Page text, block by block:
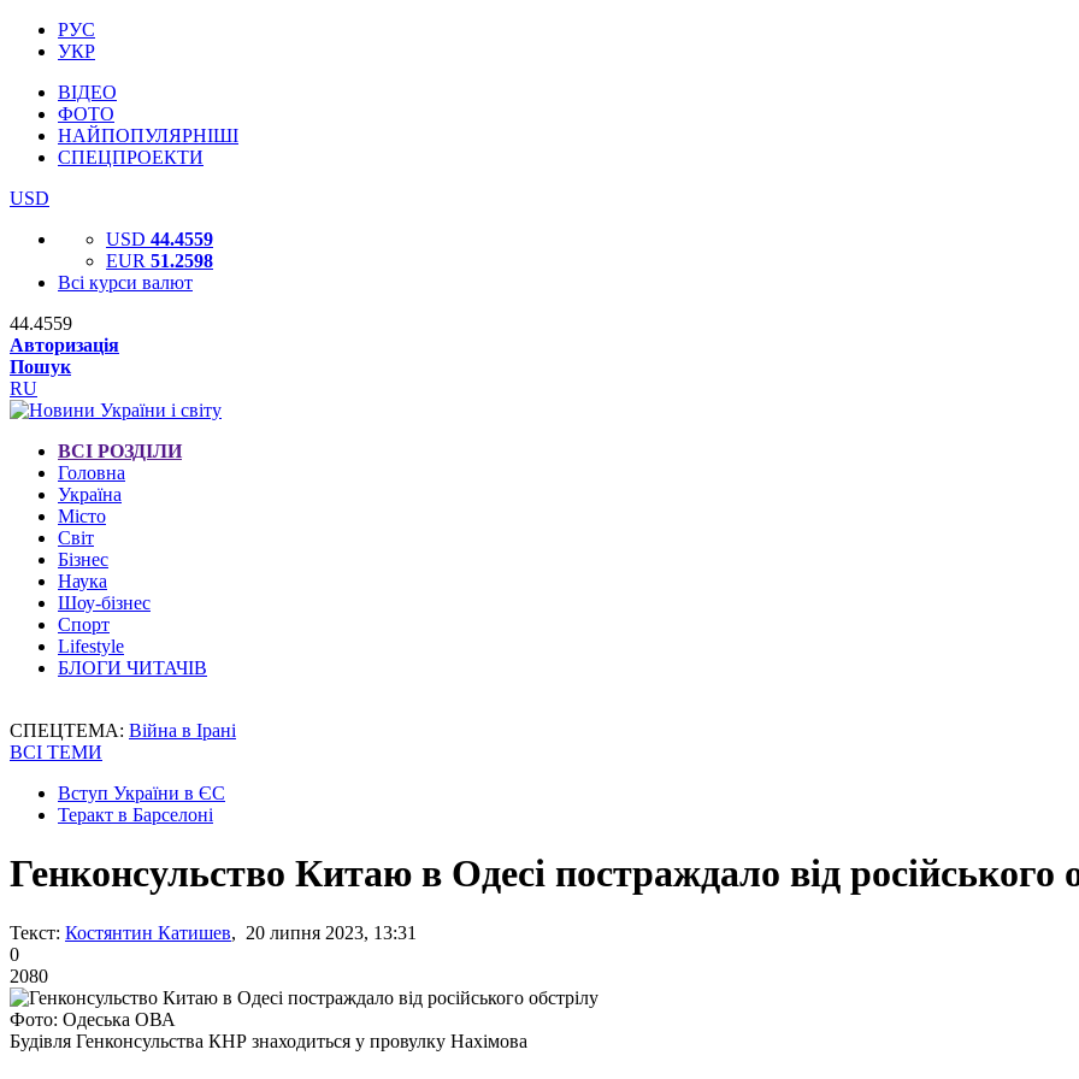
РУС
УКР
ВІДЕО
ФОТО
НАЙПОПУЛЯРНІШІ
СПЕЦПРОЕКТИ
USD
USD 44.4559
EUR 51.2598
Всі курси валют
44.4559
Авторизація
Пошук
RU
ВСІ РОЗДІЛИ
Головна
Україна
Місто
Світ
Бізнес
Наука
Шоу-бізнес
Спорт
Lifestyle
БЛОГИ ЧИТАЧІВ
СПЕЦТЕМА: Війна в Ірані
ВСІ ТЕМИ
Вступ України в ЄС
Теракт в Барселоні
Генконсульство Китаю в Одесі постраждало від російського
Текст: Костянтин Катишев, 20 липня 2023, 13:31
0
2080
Фото: Одеська ОВА
Будівля Генконсульства КНР знаходиться у провулку Нахімова